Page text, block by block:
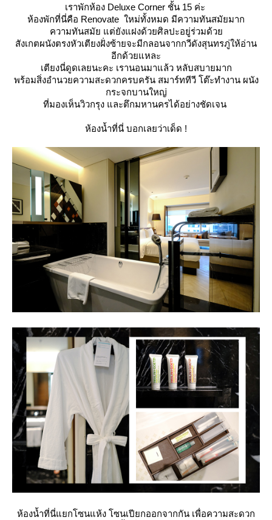
เราพักห้อง Deluxe Corner ชั้น 15 ค่ะ
ห้องพักที่นี่คือ Renovate ใหม่ทั้งหมด มีความทันสมัยมาก
ความทันสมัย แต่ยังแฝงด้วยศิลปะอยู่ร่วมด้ว
สังเกตผนังตรงหัวเตียงฝั่งซ้ายจะมีกลอนจากกวีดังสุนทรภู่ให้อ่าน
อีกด้วยแหละ
เตียงนี่ดูดเลยนะคะ เรานอนมาแล้ว หลับสบายมาก
พร้อมสิ่งอำนวยความสะดวกครบครัน สมาร์ททีวี โต๊ะทำงาน ผนัง
กระจกบานใหญ่
ที่มองเห็นวิวกรุง และตึกมหานครได้อย่างชัดเจน
ห้องน้ำที่นี่ บอกเลยว่าเด็ด !
ห้องน้ำที่นี่แยกโซนแห้ง โซนเปียกออกจากกัน เพื่อความสะดวก